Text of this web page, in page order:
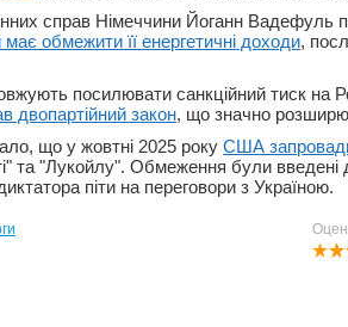
справ Німеччини Йоганн Вадефуль
має обмежити її енергетичні доходи,
посилювати санкційний тиск на
двопартійний закон, що значно
що у жовтні 2025 року США
та "Лукойлу". Обмеження були введені
піти на переговори з Україною.